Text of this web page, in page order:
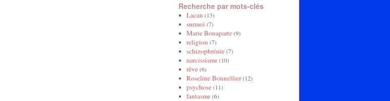
Recherche par mots-clés
Lacan (13)
surmoi (7)
Marie Bonaparte(9)
religion (7)
schizophrénie(7)
narcissisme(10)
rêve(6)
Roseline Bonnellier(12)
psychose(11)
fantasme(6)